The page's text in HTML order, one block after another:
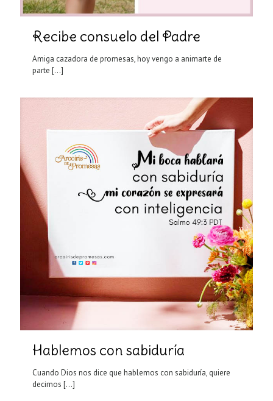
Recibe consuelo del Padre
Amiga cazadora de promesas, hoy vengo a animarte de
parte […]
Hablemos con sabiduría
Cuando Dios nos dice que hablemos con sabiduría, quiere
decirnos […]